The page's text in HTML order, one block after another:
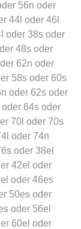
56n oder
44l oder 46l
oder 38soder
48soder
62n oder
58soder 60s
oder 62soder
oder 64soder
70l oder 70s
oder 74n
oder 38el
42el oder
oder 46es
50esoder
oder 56el
60el oder